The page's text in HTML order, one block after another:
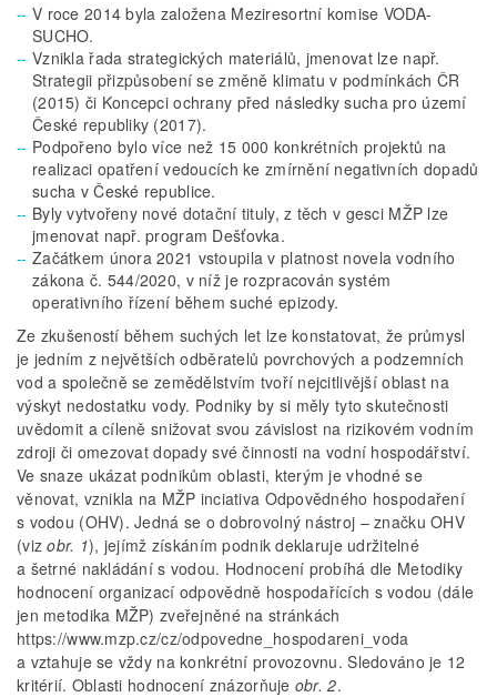
V roce 2014 byla založena Meziresortní komise VODA-
SUCHO.
Vznikla řada strategických materiálů, jmenovat lze např.
Strategii přizpůsobení se změně klimatu v podmínkách ČR
(2015) či Koncepci ochrany před následky sucha pro území
České republiky (2017).
Podpořeno bylo více než 15 000 konkrétních projektů na
realizaci opatření vedoucích ke zmírnění negativních dopadů
sucha v České republice.
Byly vytvořeny nové dotační tituly, z těch v gesci MŽP lze
jmenovat např. program Dešťovka.
Začátkem února 2021 vstoupila v platnost novela vodního
zákona č. 544/2020, v níž je rozpracován systém
operativního řízení během suché epizody.
Ze zkušeností během suchých let lze konstatovat, že průmysl
je jedním z největších odběratelů povrchových a podzemních
vod a společně se zemědělstvím tvoří nejcitlivější oblast na
výskyt nedostatku vody. Podniky by si měly tyto skutečnosti
uvědomit a cíleně snižovat svou závislost na rizikovém vodním
zdroji či omezovat dopady své činnosti na vodní hospodářství.
Ve snaze ukázat podnikům oblasti, kterým je vhodné se
věnovat, vznikla na MŽP inciativa Odpovědného hospodaření
s vodou (OHV). Jedná se o dobrovolný nástroj – značku OHV
(vizobr. 1), jejímž získáním podnik deklaruje udržitelné
a šetrné nakládání s vodou. Hodnocení probíhá dle Metodiky
hodnocení organizací odpovědně hospodařících s vodou (dále
jen metodika MŽP) zveřejněné na stránkách
https://www.mzp.cz/cz/odpovedne_hospodareni_voda
a vztahuje se vždy na konkrétní provozovnu. Sledováno je 12
kritérií. Oblasti hodnocení znázorňuje obr. 2.